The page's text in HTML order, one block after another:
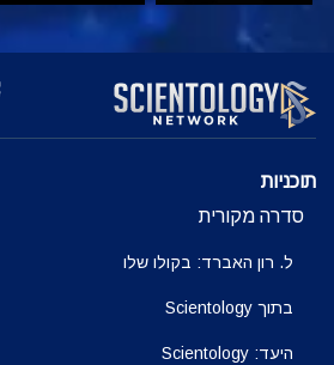
צפה
תוכניות
סדרה מקורית
ל. רון האברד: בקולו שלו
בתוך Scientology
היעד: Scientology